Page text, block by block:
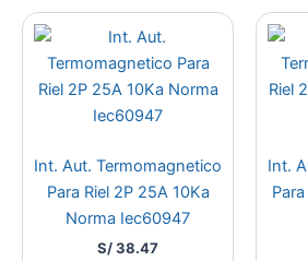
Int. Aut. Termomagnetico
Para Riel 2P 25A 10Ka
Norma Iec60947
S/38.47
Int.